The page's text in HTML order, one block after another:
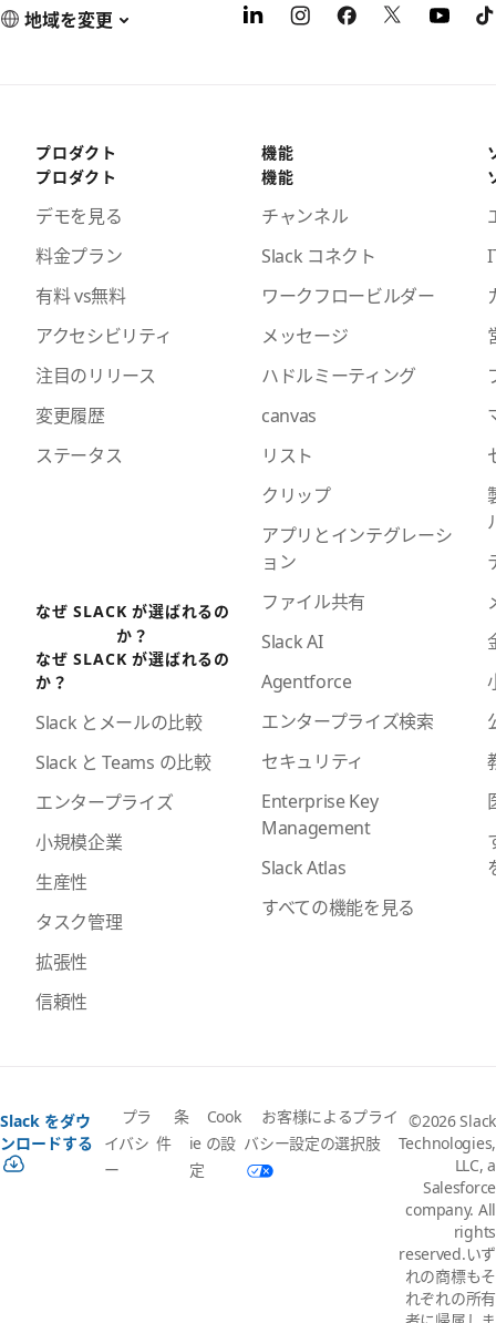
地域を変更
プロダクト
プロダクト
デモを見る
料金プラン
有料 vs無料
アクセシビリティ
注目のリリース
変更履歴
ステータス
なぜ SLACK が選ばれるの
か？
なぜ SLACK が選ばれるの
か？
Slack とメールの比較
Slack と Teams の比較
エンタープライズ
小規模企業
生産性
タスク管理
拡張性
信頼性
機能
機能
チャンネル
Slack コネクト
ワークフロービルダー
メッセージ
ハドルミーティング
canvas
リスト
クリップ
アプリとインテグレーシ
ョン
ファイル共有
Slack AI
Agentforce
エンタープライズ検索
セキュリティ
Enterprise Key
Management
Slack Atlas
すべての機能を見る
Slack をダウ
ンロードする
プラ
イバシ
ー
条
件
Cook
ie の設
定
お客様によるプライ
バシー設定の選択肢
©2026 Slack
Technologies,
LLC, a
Salesforce
company. All
rights
reserved.いず
れの商標もそ
れぞれの所有